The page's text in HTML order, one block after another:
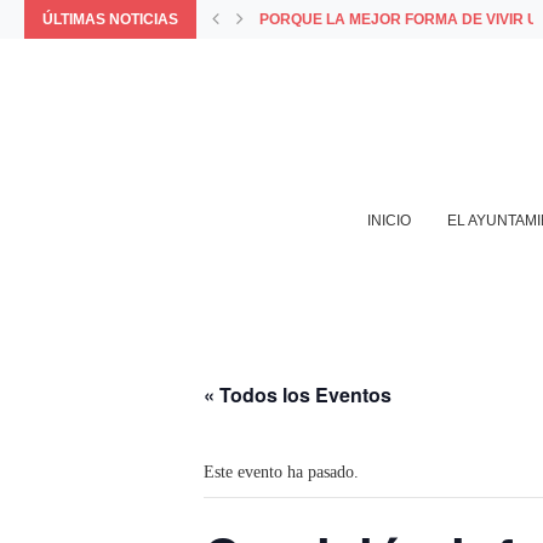
ÚLTIMAS NOTICIAS PORQUE LA MEJOR FORMA DE VIVIR
INICIO EL
« Todos los Eventos
Este evento ha pasado.